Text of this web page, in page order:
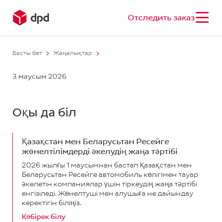
Отследить заказ
Басты бет Жаңалықтар
3 маусым 2026
Оқы да біл
Қазақстан мен Беларусьтан Ресейге
жөнелтілімдерді әкелудің жаңа тәртібі
2026 жылғы 1 маусымнан бастап Қазақстан мен
Беларусьтан Ресейге автомобиль көлігімен тауар
әкелетін компаниялар үшін тіркеудің жаңа тәртібі
енгізіледі. Жөнелтуші мен алушыға не дайындау
керектігін біліңіз.
Көбірек білу